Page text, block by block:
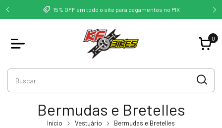
- 15% OFF em todo o site para pagamentos no PIX
0
Bermudas e Bretelles
Início Vestuário Bermudas e Bretelles